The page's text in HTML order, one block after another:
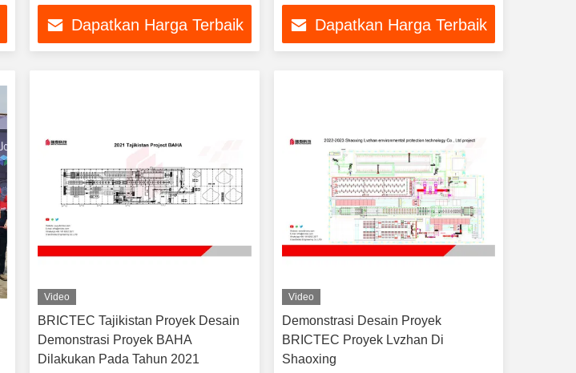
Dapatkan Harga Terbaik Dapatkan Harga Terbaik
Video
BRICTEC Tajikistan Proyek Desain
Demonstrasi Proyek BAHA
Dilakukan Pada Tahun 2021
Video
Demonstrasi Desain Proyek
BRICTEC Proyek Lvzhan Di
Shaoxing